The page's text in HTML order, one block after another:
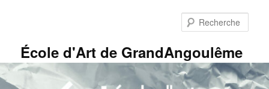
principalÉcole d'Art de GrandAngoulême